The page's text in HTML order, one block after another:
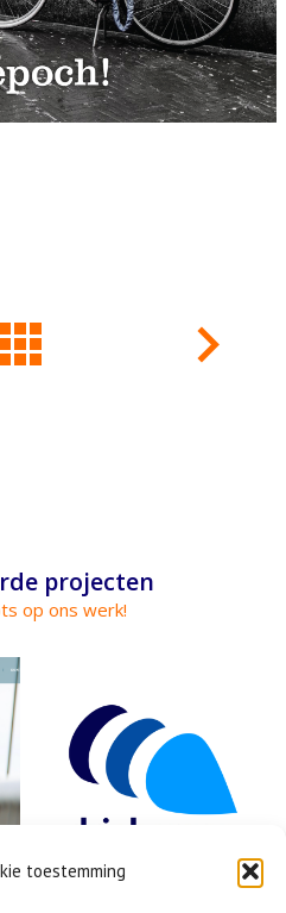
toestemming
projecten
op ons werk!